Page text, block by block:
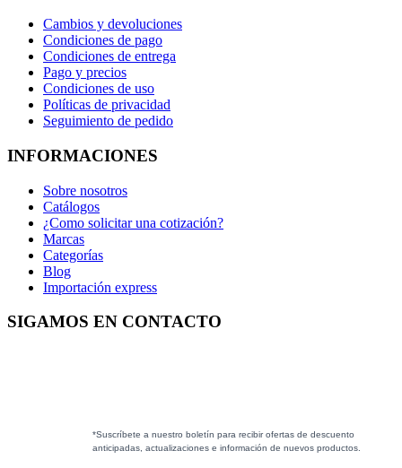
Cambios y devoluciones
Condiciones de pago
Condiciones de entrega
Pago y precios
Condiciones de uso
Políticas de privacidad
Seguimiento de pedido
INFORMACIONES
Sobre nosotros
Catálogos
¿Como solicitar una cotización?
Marcas
Categorías
Blog
Importación express
SIGAMOS EN CONTACTO
*Suscríbete a nuestro boletín para recibir ofertas de descuento
anticipadas, actualizaciones e información de nuevos productos.